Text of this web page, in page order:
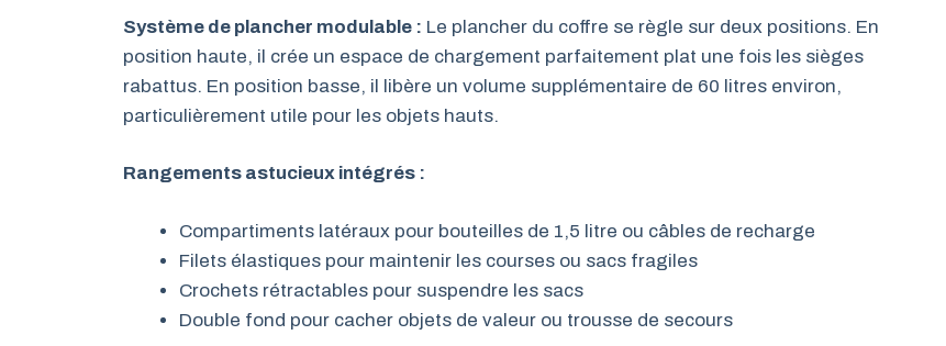
Système de plancher modulable : Le plancher du coffre se règle sur deux positions. En
position haute, il crée un espace de chargement parfaitement plat une fois les sièges
rabattus. En position basse, il libère un volume supplémentaire de 60 litres environ,
particulièrement utile pour les objets hauts.
Rangements astucieux intégrés :
Compartiments latéraux pour bouteilles de 1,5 litre ou câbles de recharge
Filets élastiques pour maintenir les courses ou sacs fragiles
Crochets rétractables pour suspendre les sacs
Double fond pour cacher objets de valeur ou trousse de secours